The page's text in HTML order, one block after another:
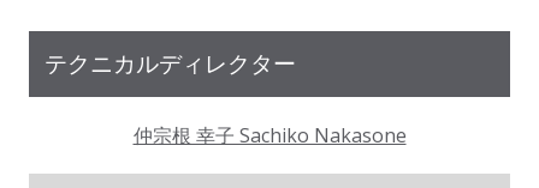
テクニカルディレクター
仲宗根 幸子 Sachiko Nakasone